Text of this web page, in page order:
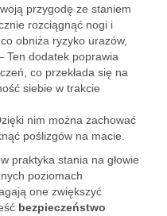
przygodę ze staniem
rozciągnąć nogi i
obniża ryzyko urazów,
Ten dodatek poprawia
co przekłada się na
siebie w trakcie
nim można zachować
poślizgów na macie.
praktyka stania na głowie
poziomach
one zwiększyć
bezpieczeństwo